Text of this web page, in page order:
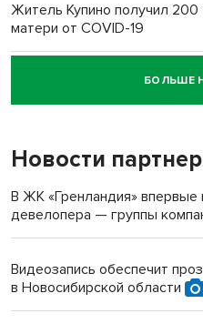
Житель Купино получил 200
матери от COVID-19
Новосибирский суд наказал
пенсионерки на вокзале
«Мы живём на пастбище!»: в
терроризируют жителей
Новосибирский
БОЛЬШЕ
Новости
В ЖК «Гренландия» впервые
девелопера — группы
Видеозапись обеспечит
в Новосибирской области